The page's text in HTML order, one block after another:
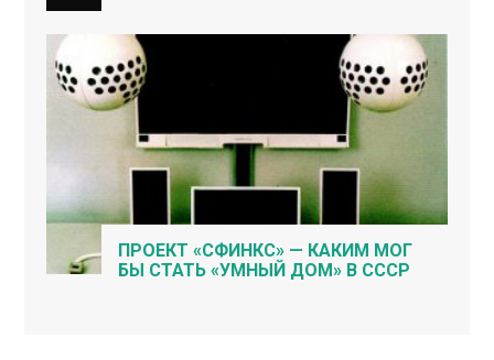
ПРОЕКТ «СФИНКС» — КАКИМ МОГ
БЫ СТАТЬ «УМНЫЙ ДОМ» В СССР